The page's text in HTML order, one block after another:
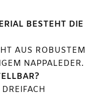
BESTEHT DIE
AUS ROBUSTEM
NAPPALEDER.